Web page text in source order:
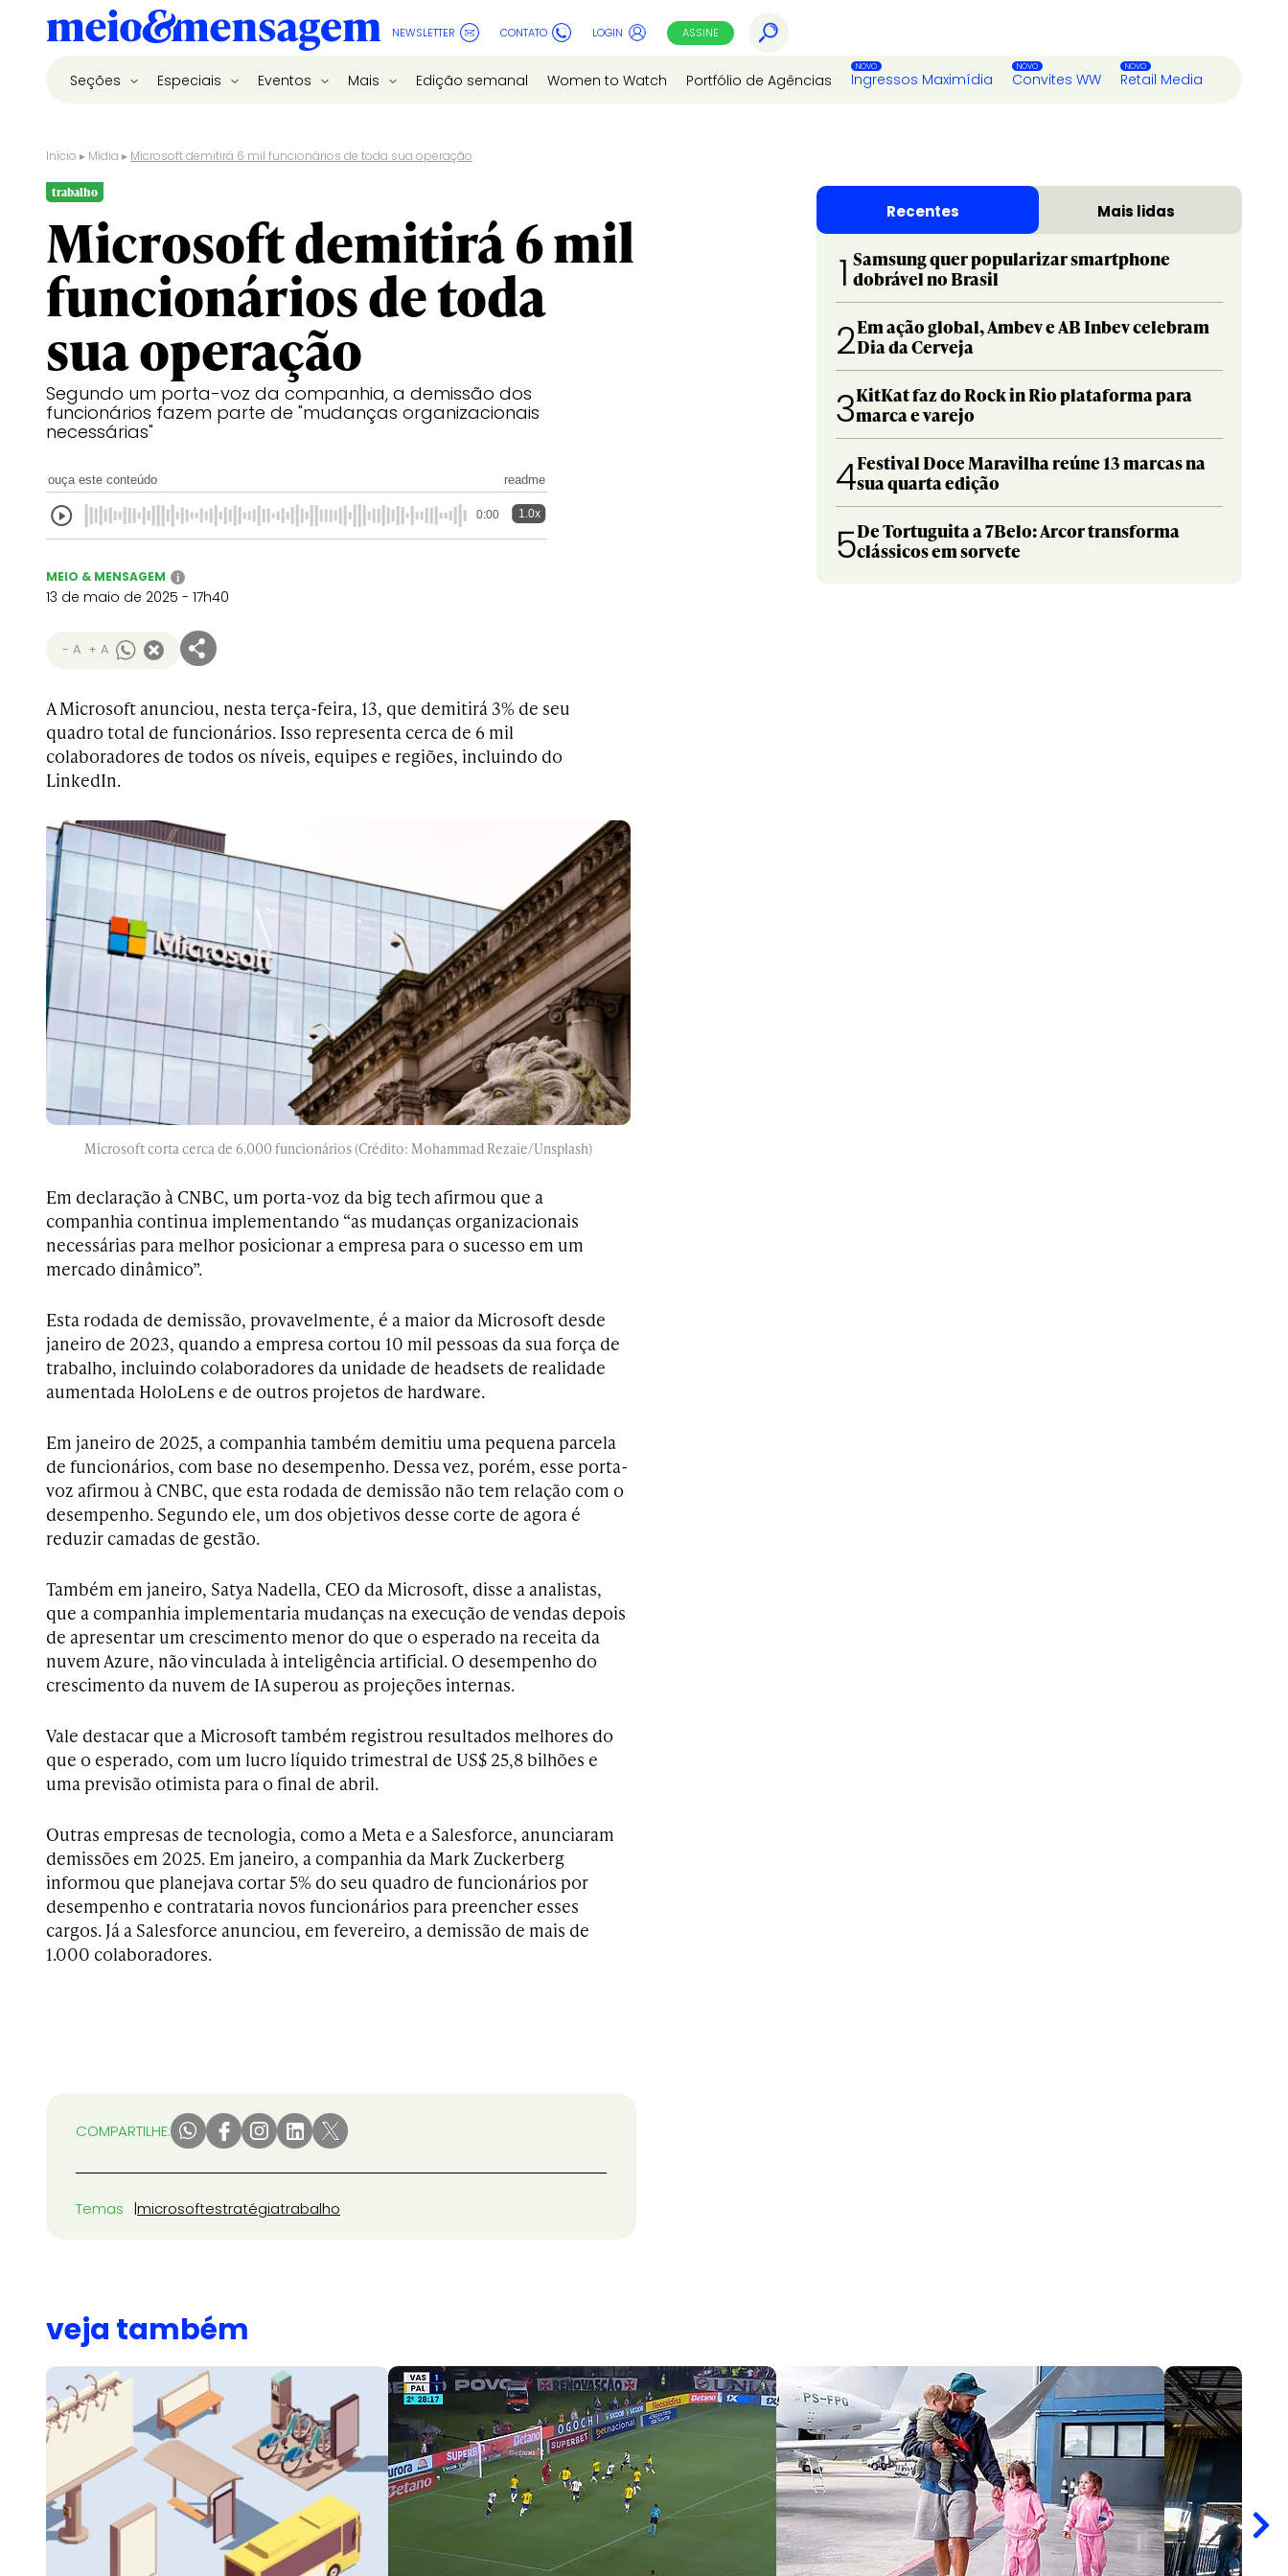
NEWSLETTER CONTATO LOGIN ASSINE
Seções Especiais Eventos Mais Edição semanal Women to Watch Portfólio de Agências Ingressos Maximídia Convites WW Retail Media
Início ▸ Mídia ▸ Microsoft demitirá 6 mil funcionários de toda sua operação
trabalho
Microsoft demitirá 6 mil
funcionários de toda
sua operação
Segundo um porta-voz da companhia, a demissão dos
funcionários fazem parte de "mudanças organizacionais
necessárias"
ouça este conteúdo readme
0:00 1.0x
MEIO & MENSAGEM i
13 de maio de 2025 - 17h40
- A + A
A Microsoft anunciou, nesta terça-feira, 13, que demitirá 3% de seu
quadro total de funcionários. Isso representa cerca de 6 mil
colaboradores de todos os níveis, equipes e regiões, incluindo do
LinkedIn.
Microsoft corta cerca de 6.000 funcionários (Crédito: Mohammad Rezaie/Unsplash)
Em declaração à CNBC, um porta-voz da big tech afirmou que a
companhia continua implementando “as mudanças organizacionais
necessárias para melhor posicionar a empresa para o sucesso em um
mercado dinâmico”.
Esta rodada de demissão, provavelmente, é a maior da Microsoft desde
janeiro de 2023, quando a empresa cortou 10 mil pessoas da sua força de
trabalho, incluindo colaboradores da unidade de headsets de realidade
aumentada HoloLens e de outros projetos de hardware.
Em janeiro de 2025, a companhia também demitiu uma pequena parcela
de funcionários, com base no desempenho. Dessa vez, porém, esse porta-
voz afirmou à CNBC, que esta rodada de demissão não tem relação com o
desempenho. Segundo ele, um dos objetivos desse corte de agora é
reduzir camadas de gestão.
Também em janeiro, Satya Nadella, CEO da Microsoft, disse a analistas,
que a companhia implementaria mudanças na execução de vendas depois
de apresentar um crescimento menor do que o esperado na receita da
nuvem Azure, não vinculada à inteligência artificial. O desempenho do
crescimento da nuvem de IA superou as projeções internas.
Vale destacar que a Microsoft também registrou resultados melhores do
que o esperado, com um lucro líquido trimestral de US$ 25,8 bilhões e
uma previsão otimista para o final de abril.
Outras empresas de tecnologia, como a Meta e a Salesforce, anunciaram
demissões em 2025. Em janeiro, a companhia da Mark Zuckerberg
informou que planejava cortar 5% do seu quadro de funcionários por
desempenho e contrataria novos funcionários para preencher esses
cargos. Já a Salesforce anunciou, em fevereiro, a demissão de mais de
1.000 colaboradores.
COMPARTILHE:
Temas microsoftestratégiatrabalho
Recentes Mais lidas
1 Samsung quer popularizar smartphone
dobrável no Brasil
2Em ação global, Ambev e AB Inbev celebram
Dia da Cerveja
3KitKat faz do Rock in Rio plataforma para
marca e varejo
4Festival Doce Maravilha reúne 13 marcas na
sua quarta edição
5De Tortuguita a 7Belo: Arcor transforma
clássicos em sorvete
veja também